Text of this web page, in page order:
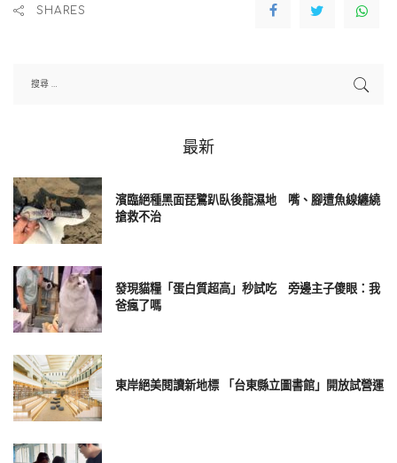
玩笑表示「下面留言破五千，就叫李雅英來坐在群哥跟小左腿
都為此事致歉，雲豹球團也發道歉聲明，承認張建偉言論不
炎上，昨（31）日凌晨李雅英罕見發出IG限動回應此事，提及她
雖然沒親眼看到原始影片，無法了解具體內容，「但從相關報
導來看，我認為那並不是一句可以輕描淡寫帶過的玩笑話」，
得張建瑋晚間再發個人聲明，為他個人不當言論對雅英本人、
電豹女和球團造成的傷害鄭重道歉。
＃邊荷律被球迷喝倒采惹怒？經紀人幫發聲：開玩笑要有分寸
中信啦啦隊人氣成員邊荷律呆萌舉動讓她圈粉無數，擁有愛吃
她也將這個形象融入和球迷互動的對話。去年球季邊荷律看見
SHARES
最新
濱臨絕種黑面琵鷺趴臥後龍濕地 嘴、腳遭魚線纏繞
搶救不治
發現貓糧「蛋白質超高」秒試吃 旁邊主子傻眼：我
爸瘋了嗎
東岸絕美閱讀新地標 「台東縣立圖書館」開放試營運